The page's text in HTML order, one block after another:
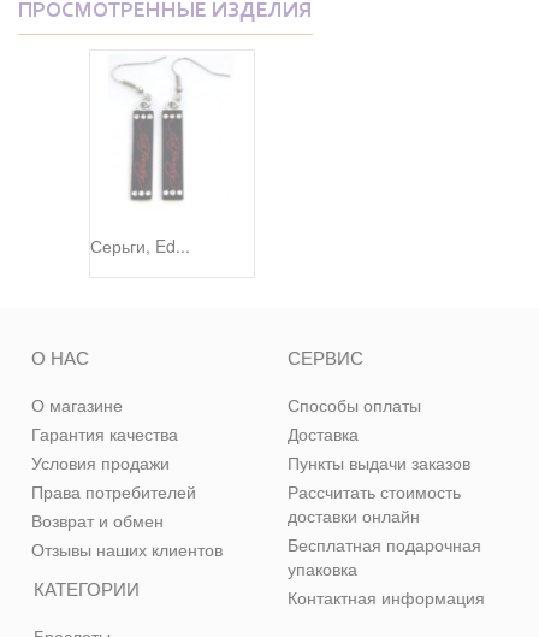
ПРОСМОТРЕННЫЕ ИЗДЕЛИЯ
Серьги, Ed...
КАТЕГОРИИ
О НАС
О магазине
Гарантия качества
Условия продажи
Права потребителей
Возврат и обмен
Отзывы наших клиентов
СЕРВИС
Способы оплаты
Доставка
Пункты выдачи заказов
Рассчитать стоимость
доставки онлайн
Бесплатная подарочная
упаковка
Контактная информация